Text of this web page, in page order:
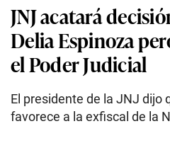
JNJ acatará
Delia Espinoza
el Poder Judicial
El presidente de la JNJ dijo
favorece a la exfiscal de la